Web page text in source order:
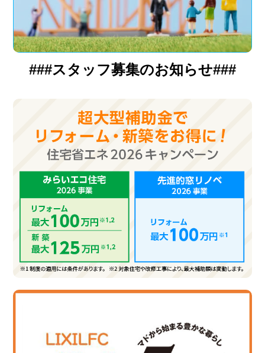
###スタッフ募集のお知らせ###